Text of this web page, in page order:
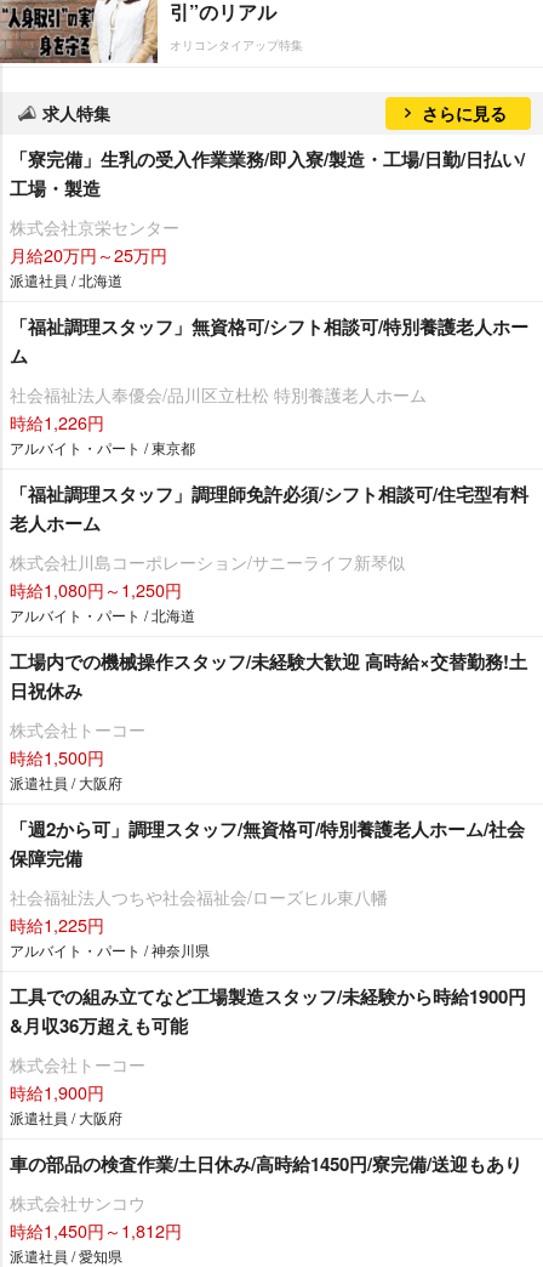
引”のリアル
オリコンタイアップ特集
求人特集 さらに見る
「寮完備」生乳の受入作業業務/即入寮/製造・工場/日勤/日払い/
工場・製造
株式会社京栄センター
月給20万円～25万円
派遣社員 / 北海道
「福祉調理スタッフ」無資格可/シフト相談可/特別養護老人ホー
ム
社会福祉法人奉優会/品川区立杜松 特別養護老人ホーム
時給1,226円
アルバイト・パート / 東京都
「福祉調理スタッフ」調理師免許必須/シフト相談可/住宅型有料
老人ホーム
株式会社川島コーポレーション/サニーライフ新琴似
時給1,080円～1,250円
アルバイト・パート / 北海道
工場内での機械操作スタッフ/未経験大歓迎 高時給×交替勤務!土
日祝休み
株式会社トーコー
時給1,500円
派遣社員 / 大阪府
「週2から可」調理スタッフ/無資格可/特別養護老人ホーム/社会
保障完備
社会福祉法人つちや社会福祉会/ローズヒル東八幡
時給1,225円
アルバイト・パート / 神奈川県
工具での組み立てなど工場製造スタッフ/未経験から時給1900円
&月収36万超えも可能
株式会社トーコー
時給1,900円
派遣社員 / 大阪府
車の部品の検査作業/土日休み/高時給1450円/寮完備/送迎もあり
株式会社サンコウ
時給1,450円～1,812円
派遣社員 / 愛知県